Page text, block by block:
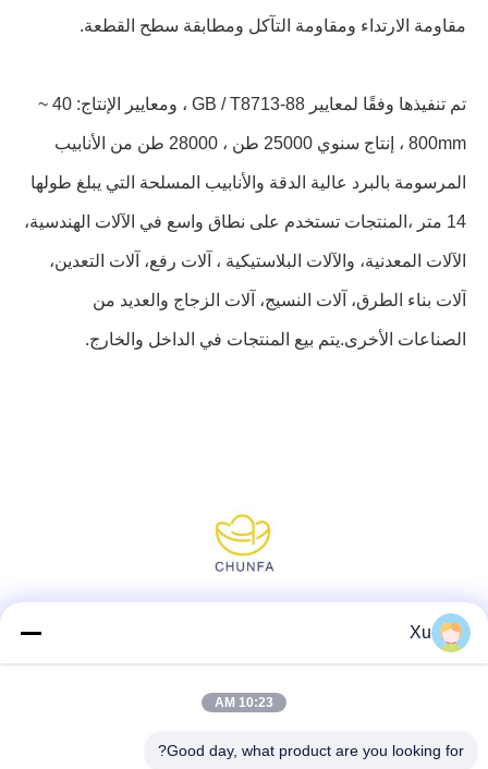
مقاومة الارتداء ومقاومة التآكل ومطابقة سطح القطعة.
تم تنفيذها وفقًا لمعايير GB / T8713-88 ، ومعايير الإنتاج: 40 ~
800mm ، إنتاج سنوي 25000 طن ، 28000 طن من الأنابيب
المرسومة بالبرد عالية الدقة والأنابيب المسلحة التي يبلغ طولها
14 متر ،المنتجات تستخدم على نطاق واسع في الآلات الهندسية،
الآلات المعدنية، والآلات البلاستيكية ، آلات رفع، آلات التعدين،
آلات بناء الطرق، آلات النسيج، آلات الزجاج والعديد من
الصناعات الأخرى.يتم بيع المنتجات في الداخل والخارج.
Xu
10:23 AM
Good day, what product are you looking for?